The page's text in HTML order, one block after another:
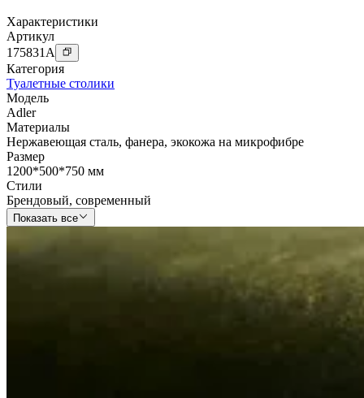
Характеристики
Артикул
175831 A
Категория
Туалетные столики
Модель
Adler
Материалы
Нержавеющая сталь, фанера, экокожа на микрофибре
Размер
1200*500*750 мм
Стили
Брендовый, современный
Показать все